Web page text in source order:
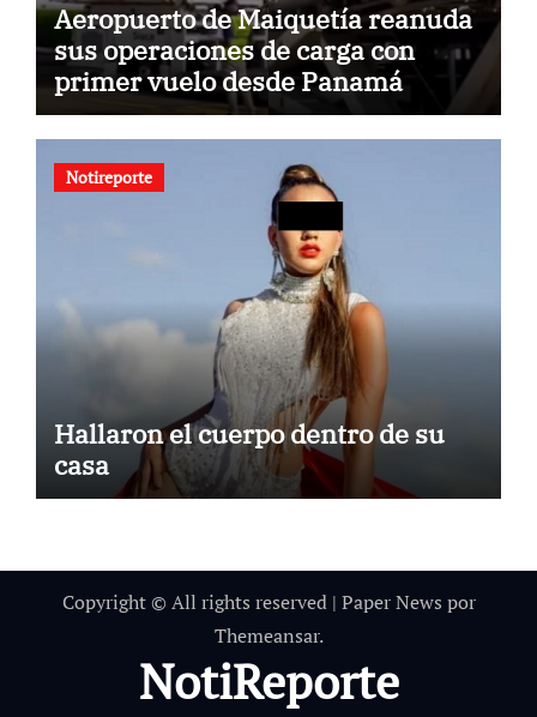
Aeropuerto de Maiquetía reanuda
sus operaciones de carga con
primer vuelo desde Panamá
Notireporte
Hallaron el cuerpo dentro de su
casa
Copyright © All rights reserved | Paper News por
Themeansar.
NotiReporte